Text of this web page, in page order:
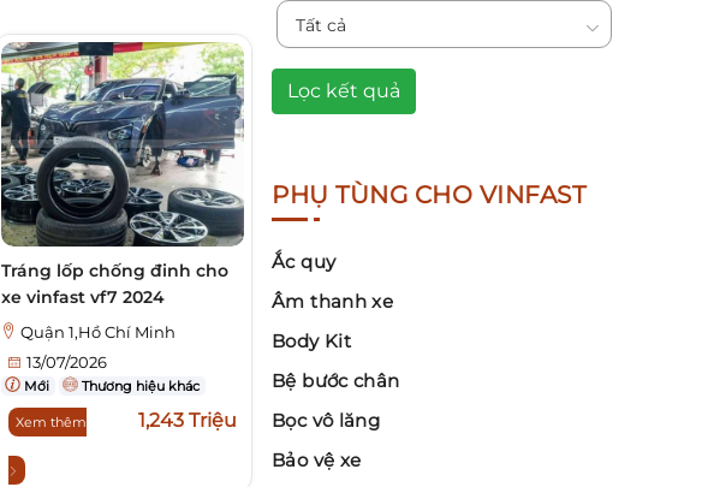
Tráng lốp chống đinh cho
xe vinfast vf7 2024
Quận 1,Hồ Chí Minh
13/07/2026
Mới Thương hiệu khác
Xem thêm 1,243 Triệu
Tất cả
Lọc kết quả
PHỤ TÙNG CHO VINFAST
Ắc quy
Âm thanh xe
Body Kit
Bệ bước chân
Bọc vô lăng
Bảo vệ xe